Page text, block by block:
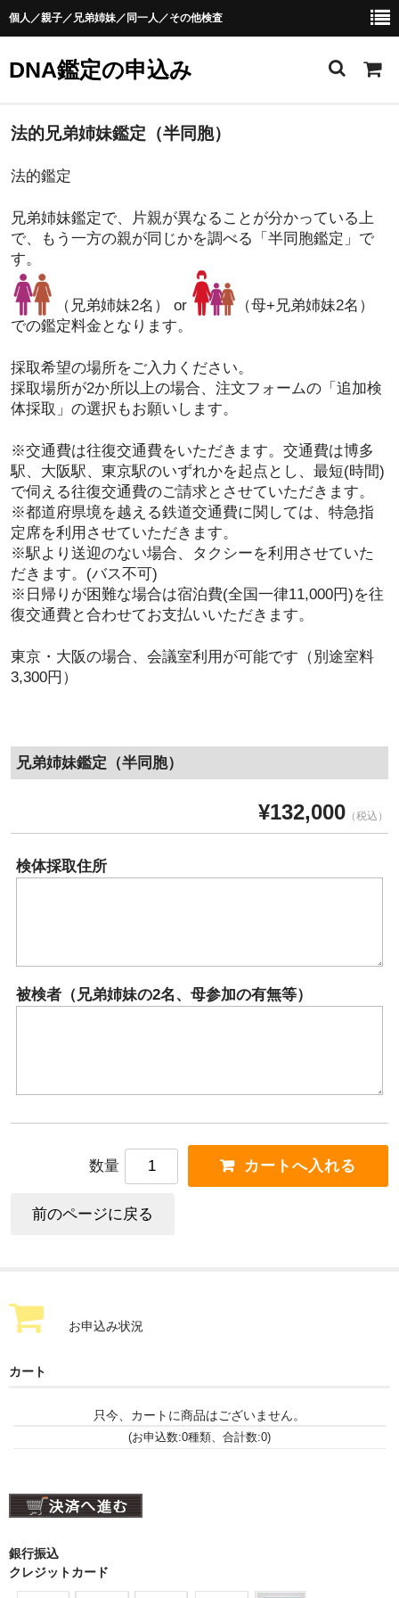
個人／親子／兄弟姉妹／同一人／その他検査
DNA鑑定の申込み
申込みTOP
DNA鑑定検査一覧
親子鑑定
兄弟姉妹鑑定
血液鑑定
資質遺伝子検査
団体概要
プライバシーポリシー
特定商取引に基づく表示
遺伝子情報解析センターWEB
法的兄弟姉妹鑑定（半同胞）
法的鑑定
兄弟姉妹鑑定で、片親が異なることが分かっている上
で、もう一方の親が同じかを調べる「半同胞鑑定」で
す。
（兄弟姉妹2名） or
（母+兄弟姉妹2名）
での鑑定料金となります。
採取希望の場所をご入力ください。
採取場所が2か所以上の場合、注文フォームの「追加検
体採取」の選択もお願いします。
※交通費は往復交通費をいただきます。交通費は博多
駅、大阪駅、東京駅のいずれかを起点とし、最短(時間)
で伺える往復交通費のご請求とさせていただきます。
※都道府県境を越える鉄道交通費に関しては、特急指
定席を利用させていただきます。
※駅より送迎のない場合、タクシーを利用させていた
だきます。(バス不可)
※日帰りが困難な場合は宿泊費(全国一律11,000円)を往
復交通費と合わせてお支払いいただきます。
東京・大阪の場合、会議室利用が可能です（別途室料
3,300円）
兄弟姉妹鑑定（半同胞）
¥132,000 （税込）
検体採取住所
被検者（兄弟姉妹の2名、母参加の有無等）
数量
お申込み状況
カート
只今、カートに商品はございません。
(お申込数:0種類、合計数:0)
銀行振込
クレジットカード